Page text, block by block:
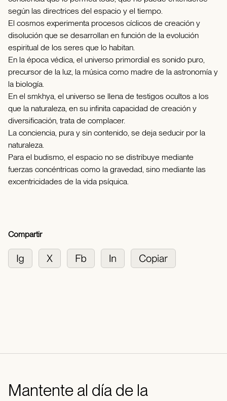
según las directrices del espacio y el tiempo.
El cosmos experimenta procesos cíclicos de creación y
disolución que se desarrollan en función de la evolución
espiritual de los seres que lo habitan.
En la época védica, el universo primordial es sonido puro,
precursor de la luz, la música como madre de la astronomía y
la biología.
En el smkhya, el universo se llena de testigos ocultos a los
que la naturaleza, en su infinita capacidad de creación y
diversificación, trata de complacer.
La conciencia, pura y sin contenido, se deja seducir por la
naturaleza.
Para el budismo, el espacio no se distribuye mediante
fuerzas concéntricas como la gravedad, sino mediante las
excentricidades de la vida psíquica.
Compartir
Mantente al día de la